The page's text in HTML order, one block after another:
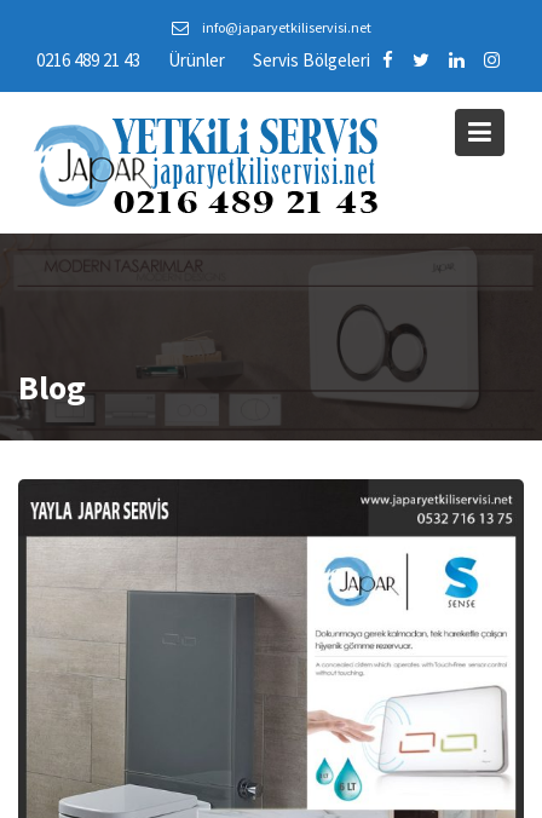
content
info@japaryetkiliservisi.net
0216 489 21 43 Ürünler Servis Bölgeleri
Blog